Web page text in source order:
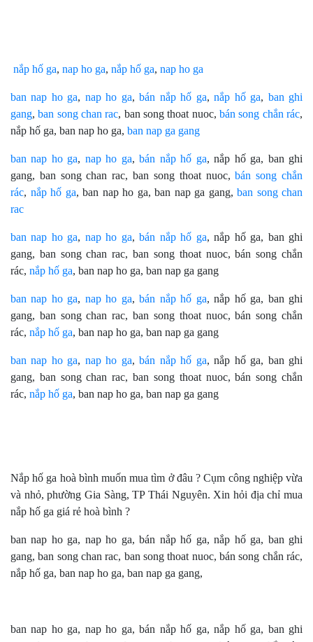
nắp hố ga, nap ho ga, nắp hố ga, nap ho ga
ban nap ho ga, nap ho ga,bán nắp hố ga,nắp hố ga, ban ghi
gang,ban song chan rac, ban song thoat nuoc,bán song chắn rác,
nắp hố ga, ban nap ho ga, ban nap ga gang
ban nap ho ga, nap ho ga,bán nắp hố ga, nắp hố ga, ban ghi
gang, ban song chan rac, ban song thoat nuoc,bán song chắn
rác, nắp hố ga, ban nap ho ga, ban nap ga gang, ban song chan
rac
ban nap ho ga, nap ho ga,bán nắp hố ga, nắp hố ga, ban ghi
gang, ban song chan rac, ban song thoat nuoc, bán song chắn
rác, nắp hố ga, ban nap ho ga, ban nap ga gang
ban nap ho ga, nap ho ga,bán nắp hố ga, nắp hố ga, ban ghi
gang, ban song chan rac, ban song thoat nuoc, bán song chắn
rác, nắp hố ga, ban nap ho ga, ban nap ga gang
ban nap ho ga, nap ho ga,bán nắp hố ga, nắp hố ga, ban ghi
gang, ban song chan rac, ban song thoat nuoc, bán song chắn
rác, nắp hố ga, ban nap ho ga, ban nap ga gang
Nắp hố ga hoà bình muốn mua tìm ở đâu ? Cụm công nghiệp vừa
và nhỏ, phường Gia Sàng, TP Thái Nguyên. Xin hỏi địa chỉ mua
nắp hố ga giá rẻ hoà bình ?
ban nap ho ga, nap ho ga, bán nắp hố ga, nắp hố ga, ban ghi
gang, ban song chan rac, ban song thoat nuoc, bán song chắn rác,
nắp hố ga, ban nap ho ga, ban nap ga gang,
ban nap ho ga, nap ho ga, bán nắp hố ga, nắp hố ga, ban ghi